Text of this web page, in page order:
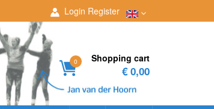
Login Register
0 Shopping cart
€ 0,00